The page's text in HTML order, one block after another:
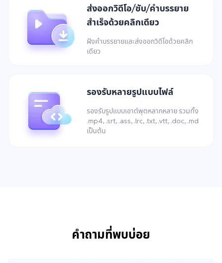
ส่งออกวิดีโอ/ซับ/คำบรรยาย
สำเร็จด้วยคลิกเดียว
ฝังคำบรรยายและส่งออกวิดีโอด้วยคลิก
เดียว
รองรับหลายรูปแบบไฟล์
รองรับรูปแบบเอาต์พุตหลากหลาย รวมทั้ง
.mp4, .srt, .ass, .lrc, .txt, .vtt, .doc, .md
เป็นต้น
คำถามที่พบบ่อย